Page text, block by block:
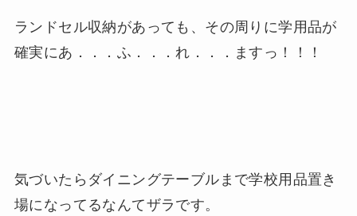
ランドセル収納があっても、その周りに学用品が
確実にあ．．．ふ．．．れ．．．ますっ！！！
気づいたらダイニングテーブルまで学校用品置き
場になってるなんてザラです。